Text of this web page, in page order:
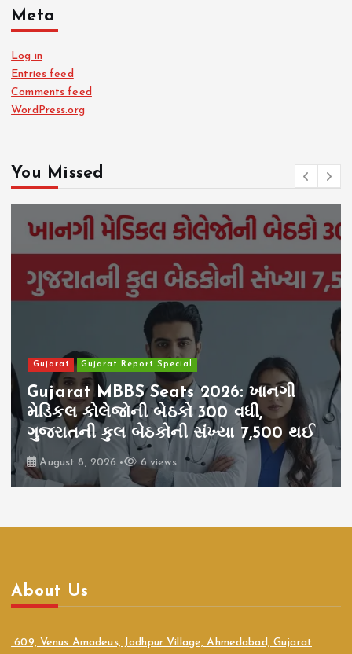
Meta
Log in
Entries feed
Comments feed
WordPress.org
You Missed
Gujarat Gujarat Report Special
Gujarat MBBS Seats 2026: ખાનગી
મેડિકલ કોલેજોની બેઠકો 300 વધી,
ગુજરાતની કુલ બેઠકોની સંખ્યા 7,500 થઈ
August 8, 2026 6 views
About Us
609, Venus Amadeus, Jodhpur Village, Ahmedabad, Gujarat